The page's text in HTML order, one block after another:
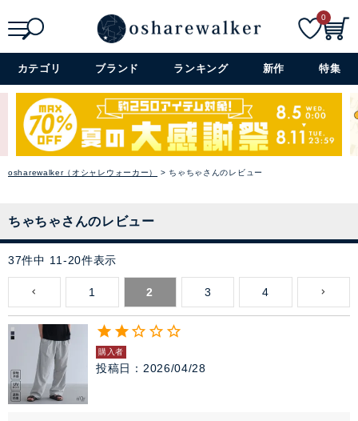
詳細検索+
0
カテゴリ ブランド ランキング 新作 特集
osharewalker（オシャレウォーカー） ちゃちゃさんのレビュー
ちゃちゃさんのレビュー
37件中 11 -20件表示
1 2 3 4
購入者
投稿日 2026/04/28